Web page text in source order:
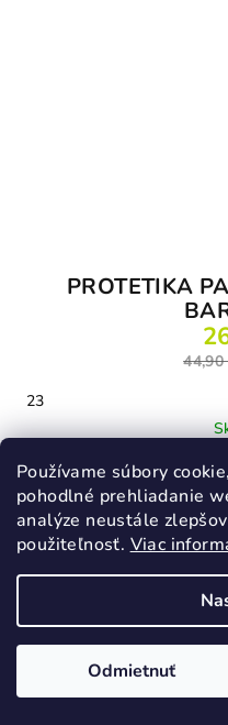
Používame súbory
pohodlné prehliadanie
analýze neustále
použiteľnosť. Viac
Odmietnuť
PROTETIKA
44,90
23